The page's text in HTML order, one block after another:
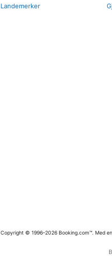
Landemerker
Copyright © 1996–2026 Booking.com™. Med